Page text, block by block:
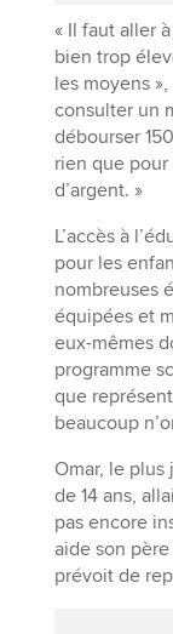
« Il faut aller
bien trop
les moyens
consulter un
débourser
rien que pour
d’argent. »
L’accès à
pour les
nombreuses
équipées et
eux-mêmes
programme
que
beaucoup
Omar, le plus
de 14 ans,
pas encore
aide son
prévoit de